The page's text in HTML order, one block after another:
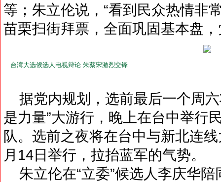
等；朱立伦说，“看到民众热情非
苗栗扫街拜票，全面巩固基本盘
台湾大选候选人电视辩论 朱蔡宋激烈交锋
据党内规划，选前最后一个周
是力量”大游行，晚上在台中举行
队。选前之夜将在台中与新北连
月14日举行，拉抬蓝军的气势。
朱立伦在“立委”候选人李庆华